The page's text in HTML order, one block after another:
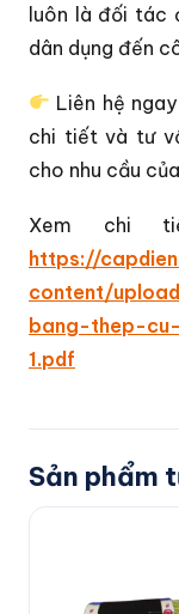
luôn là đối tác
dân dụng đến
Liên hệ
chi tiết và tư
cho nhu cầu
Xem chi
https://
content/
bang-thep-
1.pdf
Sản phẩm